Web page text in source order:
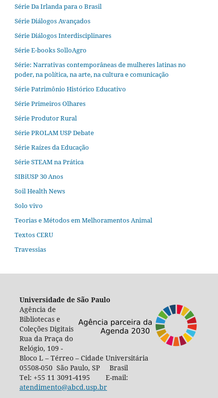
Série Da Irlanda para o Brasil
Série Diálogos Avançados
Série Diálogos Interdisciplinares
Série E-books SolloAgro
Série: Narrativas contemporâneas de mulheres latinas no
poder, na política, na arte, na cultura e comunicação
Série Patrimônio Histórico Educativo
Série Primeiros Olhares
Série Produtor Rural
Série PROLAM USP Debate
Série Raízes da Educação
Série STEAM na Prática
SIBiUSP 30 Anos
Soil Health News
Solo vivo
Teorias e Métodos em Melhoramentos Animal
Textos CERU
Travessias
Universidade de São Paulo
Agência de
Bibliotecas e
Coleções Digitais
Rua da Praça do
Relógio, 109 -
Bloco L – Térreo – Cidade Universitária
05508-050 São Paulo, SP Brasil
Tel: +55 11 3091-4195 E-mail:
atendimento@abcd.usp.br